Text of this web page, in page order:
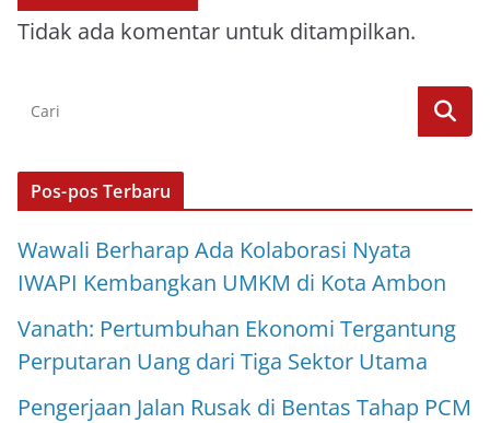
Tidak ada komentar untuk ditampilkan.
Pos-pos Terbaru
Wawali Berharap Ada Kolaborasi Nyata
IWAPI Kembangkan UMKM di Kota Ambon
Vanath: Pertumbuhan Ekonomi Tergantung
Perputaran Uang dari Tiga Sektor Utama
Pengerjaan Jalan Rusak di Bentas Tahap PCM